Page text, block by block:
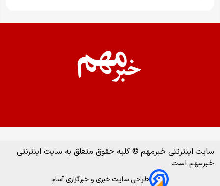
سایت اینترنتی خبرمهم © کلیه حقوق متعلق به سایت اینترنتی
خبرمهم است
طراحی سایت خبری و خبرگزاری آسام